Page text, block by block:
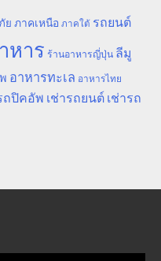
ย ภาคเหนือ ภาคใต้ รถยนต์
หาร ร้านอาหารญี่ปุ่น ลีมู
อาหารทะเล อาหารไทย
ถปิคอัพ เช่ารถยนต์ เช่ารถ